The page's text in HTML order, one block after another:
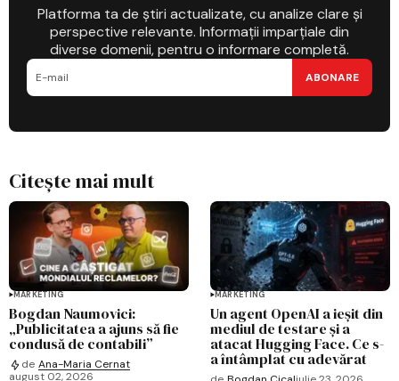
Platforma ta de știri actualizate, cu analize clare și
perspective relevante. Informații imparțiale din
diverse domenii, pentru o informare completă.
ABONARE
Citește mai mult
MARKETING
Bogdan Naumovici:
„Publicitatea a ajuns să fie
condusă de contabili”
de Ana-Maria Cernat
august 02, 2026
MARKETING
Un agent OpenAI a ieșit din
mediul de testare și a
atacat Hugging Face. Ce s-
a întâmplat cu adevărat